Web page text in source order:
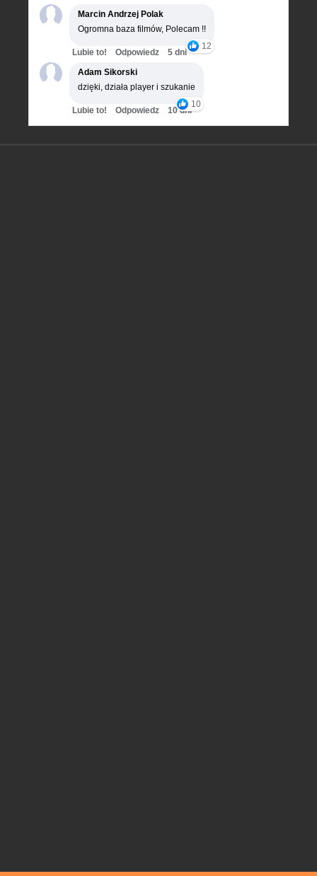
Marcin Andrzej Polak
Ogromna baza filmów, Polecam !!
12
Lubie to! Odpowiedz
5 dni
Adam Sikorski
dzięki, działa player i szukanie
10
Lubie to! Odpowiedz 10 dni